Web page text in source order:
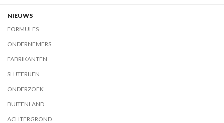
NIEUWS
FORMULES
ONDERNEMERS
FABRIKANTEN
SLIJTERIJEN
ONDERZOEK
BUITENLAND
ACHTERGROND